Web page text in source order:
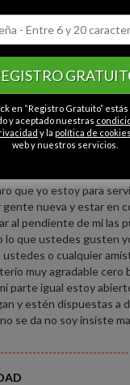
en busca de.
a una amistad también
que yo estoy para
nueva y estar en
al pendiente de mi las
lo que ustedes gusten
ustedes o cualquier
muy agradable cero
parte igual estoy
y estén dispuestas a
se da no soy insiste
en “Registro Gratuito”
y aceptado nuestras
y la política de cookies
web y nuestros servicios.